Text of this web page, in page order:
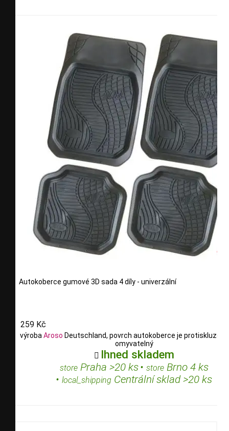
Autokoberce gumové 3D sada 4 díly - univerzální
259 Kč
výroba Aroso Deutschland, povrch autokoberce je
omyvatelný
 Ihned skladem
storePraha >20 ks• storeBrno 4 ks
• local_shipping Centrální sklad >20 ks